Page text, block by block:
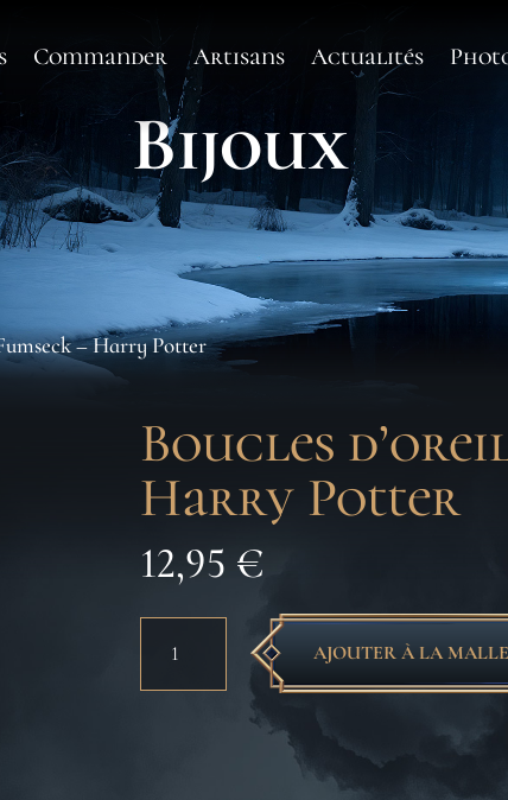
Commander Artisans Actualités
Bijoux
– Harry Potter
Boucles
Harry Potter
12,95 €
Boucles
AJOUTER À LA MALLE